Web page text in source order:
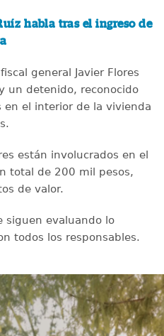
habla tras el ingreso de
general Javier Flores
un detenido, reconocido
en el interior de la vivienda
están involucrados en el
total de 200 mil pesos,
de valor.
siguen evaluando lo
todos los responsables.